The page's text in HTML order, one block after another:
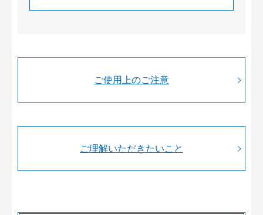
ご使用上のご注意
ご理解いただきたいこと